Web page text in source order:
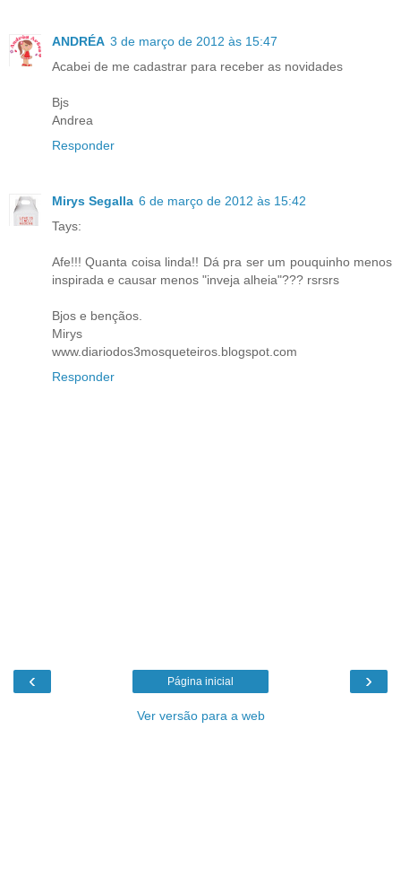
ANDRÉA 3 de março de 2012 às 15:47
Acabei de me cadastrar para receber as novidades
Bjs
Andrea
Responder
Mirys Segalla 6 de março de 2012 às 15:42
Tays:
Afe!!! Quanta coisa linda!! Dá pra ser um pouquinho menos
inspirada e causar menos "inveja alheia"??? rsrsrs
Bjos e bençãos.
Mirys
www.diariodos3mosqueteiros.blogspot.com
Responder
‹ ›
Página inicial
Ver versão para a web